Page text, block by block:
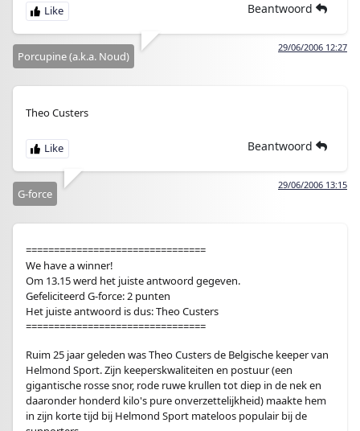
Beantwoord
29/06/2006 12:27
Porcupine (a.k.a. Noud)
Theo Custers
Beantwoord
29/06/2006 13:15
G-force
================================
We have a winner!
Om 13.15 werd het juiste antwoord gegeven.
Gefeliciteerd G-force: 2 punten
Het juiste antwoord is dus: Theo Custers
================================
Ruim 25 jaar geleden was Theo Custers de Belgische keeper van
Helmond Sport. Zijn keeperskwaliteiten en postuur (een
gigantische rosse snor, rode ruwe krullen tot diep in de nek en
daaronder honderd kilo's pure onverzettelijkheid) maakte hem
in zijn korte tijd bij Helmond Sport mateloos populair bij de